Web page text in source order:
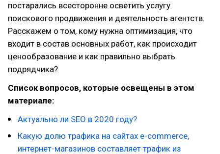
постарались всесторонне осветить услугу
поискового продвижения и деятельность агентств.
Расскажем о том, кому нужна оптимизация, что
входит в состав основных работ, как происходит
ценообразование и как правильно выбрать
подрядчика?
Список вопросов, которые освещены в этом
материале:
Актуально ли SEO в 2020 году?
Какую долю трафика на сайтах e-commerce,
интернет-магазинов составляет трафик из